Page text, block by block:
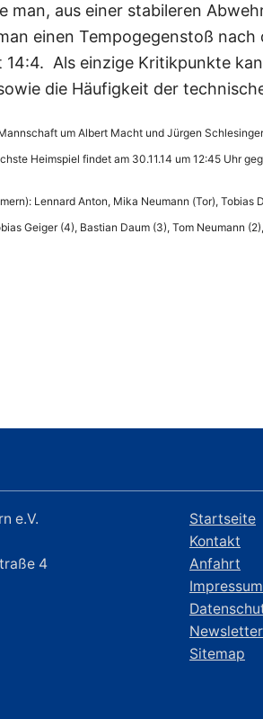
man, aus einer stabileren
einen Tempogegenstoß
14:4. Als einzige Kritikpunkte
die Häufigkeit der
um Albert Macht und Jürgen
Heimspiel findet am 30.11.14 um 12:45 Uhr
Lennard Anton, Mika Neumann (Tor), Tobias
Geiger (4), Bastian Daum (3), Tom Neumann
e.V.
4
Startseite
Kontakt
Anfahrt
Impressum
Newsletter
Sitemap